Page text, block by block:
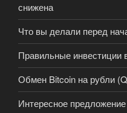
снижена
Что вы делали перед
Правильные инвестиции
Обмен Bitcoin на рубли
Интересное